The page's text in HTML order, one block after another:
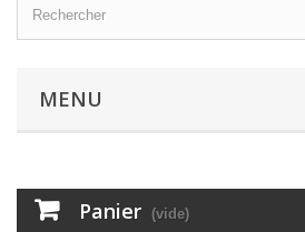
MENU
Panier (vide)